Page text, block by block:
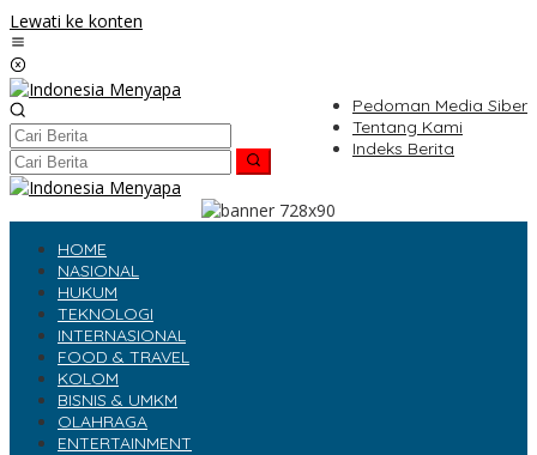
Lewati ke konten
Pedoman Media Siber
Tentang Kami
Indeks Berita
HOME
NASIONAL
HUKUM
TEKNOLOGI
INTERNASIONAL
FOOD & TRAVEL
KOLOM
BISNIS & UMKM
OLAHRAGA
ENTERTAINMENT